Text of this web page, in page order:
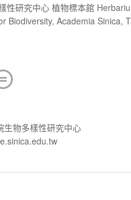
性研究中心 植物標本館
Biodiversity, Academia Sinica,
生物多樣性研究中心